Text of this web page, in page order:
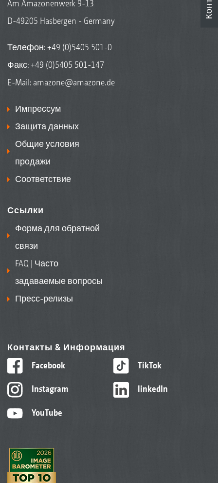
Am Amazonenwerk 9-13
D-49205 Hasbergen - Germany
Телефон:+49 (0)5405 501-0
Факс: +49 (0)5405 501-147
E-Mail: amazone@amazone.de
Импрессум
Защита данных
Общие условия
продажи
Соответствие
Ссылки
Форма для обратной
связи
FAQ | Часто
задаваемые вопросы
Пресс-релизы
Контакты & Информация
Facebook
Instagram
YouTube
TikTok
linkedIn